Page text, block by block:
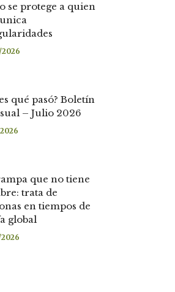
se protege a quien
qué pasó? Boletín
– Julio 2026
que no tiene
trata de
en tiempos de
global